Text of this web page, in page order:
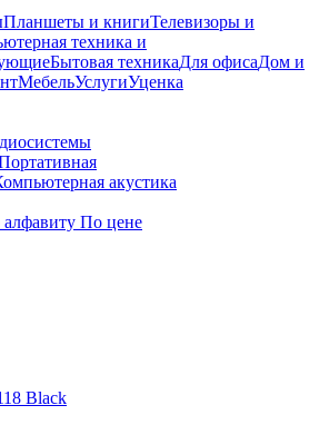
Планшеты и книгиТелевизоры и
техника и
Бытовая техникаДля офисаДом и
МебельУслугиУценка
акустика
По цене
Black